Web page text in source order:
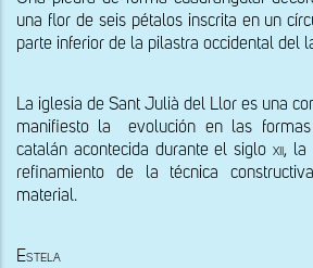
una flor de seis pétalos inscrita en un
parte inferior de la pilastra occidental del
La iglesia de Sant Julià del Llor es una
manifiesto la  evolución en las
catalán acontecida durante el siglo xii, la
refinamiento de la técnica
material.
Estela